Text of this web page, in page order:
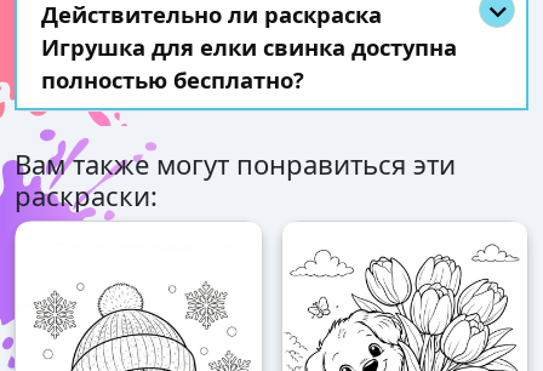
Действительно ли раскраска
Игрушка для елки свинка доступна
полностью бесплатно?
Вам также могут понравиться эти
раскраски: